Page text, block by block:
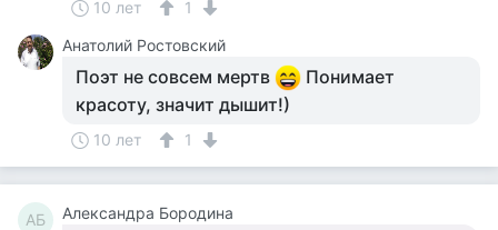
10 лет
1
Анатолий Ростовский
Поэт не совсем мертв
Понимает
красоту, значит дышит!)
10 лет 1
АБ Александра Бородина